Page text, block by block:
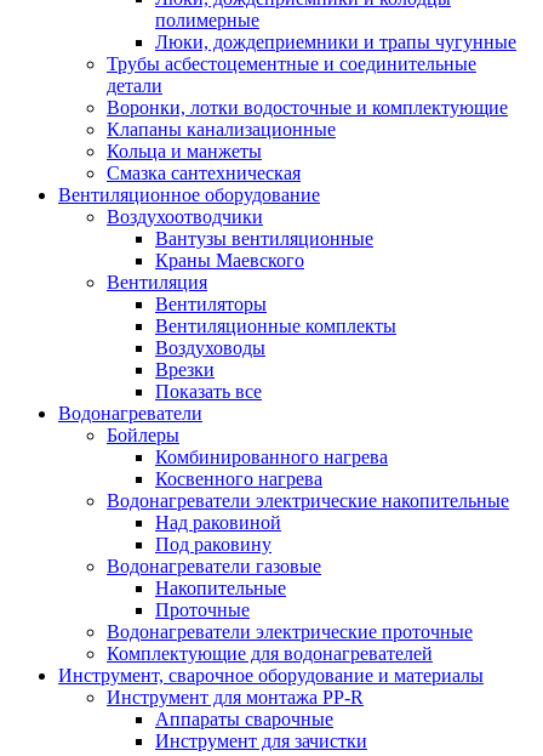
полимерные
Люки, дождеприемники и трапы чугунные
Трубы асбестоцементные и соединительные
детали
Воронки, лотки водосточные и комплектующие
Клапаны канализационные
Кольца и манжеты
Смазка сантехническая
Вентиляционное оборудование
Воздухоотводчики
Вантузы вентиляционные
Краны Маевского
Вентиляция
Вентиляторы
Вентиляционные комплекты
Воздуховоды
Врезки
Показать все
Водонагреватели
Бойлеры
Комбинированного нагрева
Косвенного нагрева
Водонагреватели электрические накопительные
Над раковиной
Под раковину
Водонагреватели газовые
Накопительные
Проточные
Водонагреватели электрические проточные
Комплектующие для водонагревателей
Инструмент, сварочное оборудование и материалы
Инструмент для монтажа PP-R
Аппараты сварочные
Инструмент для зачистки